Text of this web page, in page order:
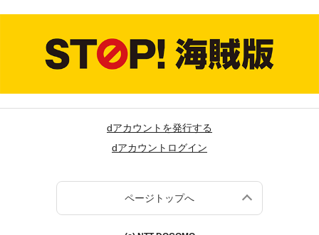
dアカウントを発行する
dアカウントログイン
ページトップへ